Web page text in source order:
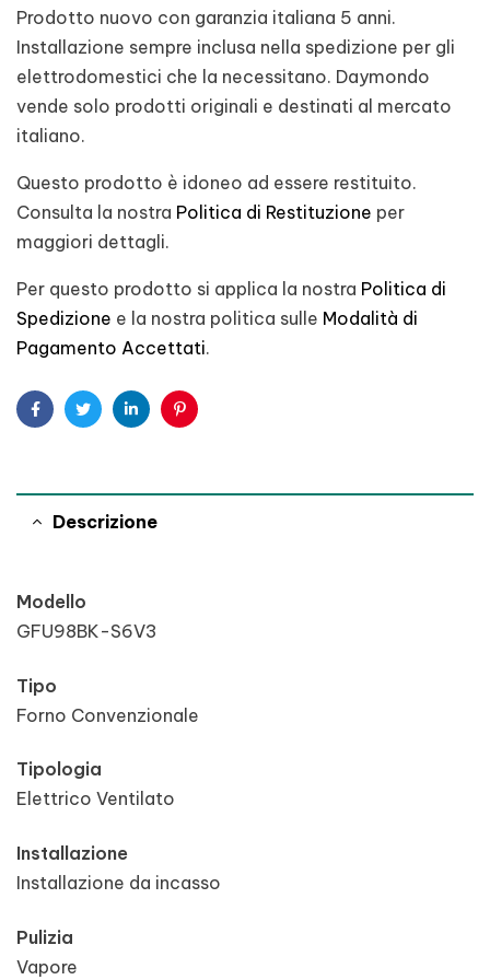
Prodotto nuovo con garanzia italiana 5 anni.
Installazione sempre inclusa nella spedizione per gli
elettrodomestici che la necessitano. Daymondo
vende solo prodotti originali e destinati al mercato
italiano.
Questo prodotto è idoneo ad essere restituito.
Consulta la nostra Politica di Restituzione per
maggiori dettagli.
Per questo prodotto si applica la nostra Politica di
Spedizione e la nostra politica sulle Modalità di
Pagamento Accettati.
FacebookTwitterLinkedinPinterest
Descrizione
Modello
GFU98BK-S6V3
Tipo
Forno Convenzionale
Tipologia
Elettrico Ventilato
Installazione
Installazione da incasso
Pulizia
Vapore